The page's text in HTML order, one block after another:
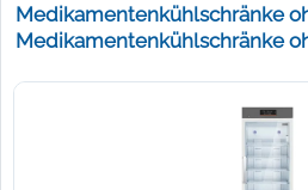
Medikamentenkühlschränke
Medikamentenkühlschränke